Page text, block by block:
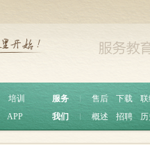
培训
APP
服务 ︱ 售后 下载
我们
概述 招聘 历